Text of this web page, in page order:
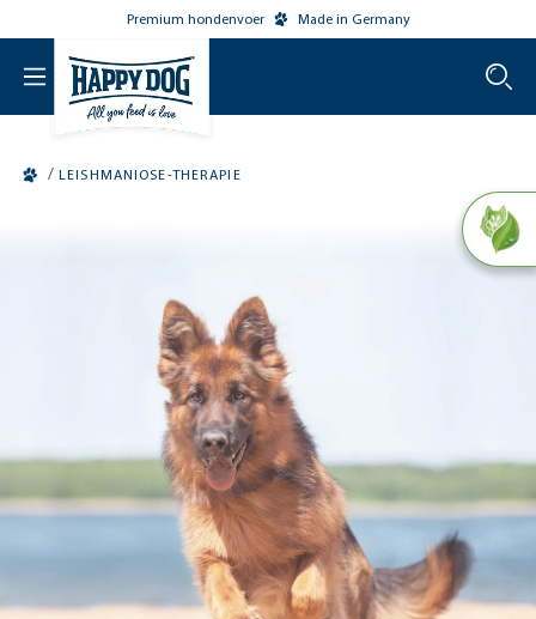
Premium hondenvoer Made in Germany
/ LEISHMANIOSE-THERAPIE